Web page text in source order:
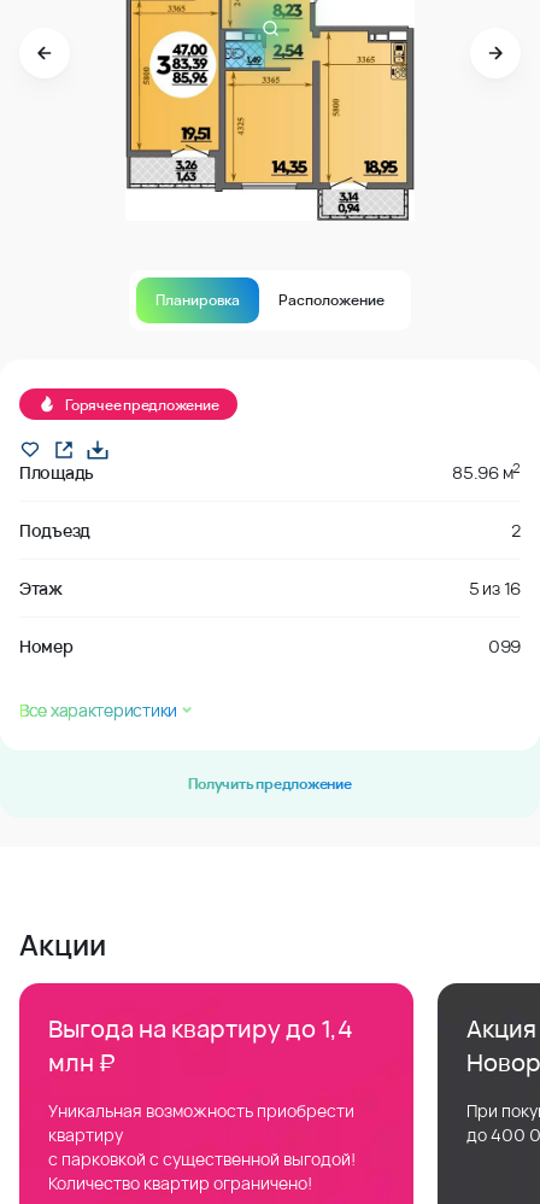
Планировка Расположение
Горячее предложение
Площадь 85.96 м2
Подъезд 2
Этаж 5 из16
Номер 099
Все характеристики
Получить предложение
Акции
Выгода на квартиру до 1,4
млн ₽
Уникальная возможность приобрести
квартиру
с парковкой с существенной выгодой!
Количество квартир ограничено!
При
до 400